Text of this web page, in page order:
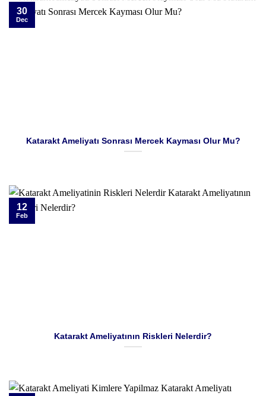
Katarakt Ameliyatı Sonrası Mercek Kayması Olur Mu?
30
Dec
Katarakt Ameliyatının Riskleri Nelerdir?
12
Feb